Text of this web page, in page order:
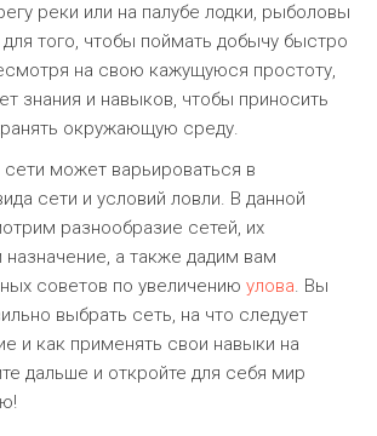
реки или на палубе лодки, рыболовы
того, чтобы поймать добычу быстро
на свою кажущуюся простоту,
знания и навыков, чтобы приносить
окружающую среду.
может варьироваться в
сети и условий ловли. В данной
разнообразие сетей, их
назначение, а также дадим вам
советов по увеличению улова. Вы
выбрать сеть, на что следует
и как применять свои навыки на
дальше и откройте для себя мир